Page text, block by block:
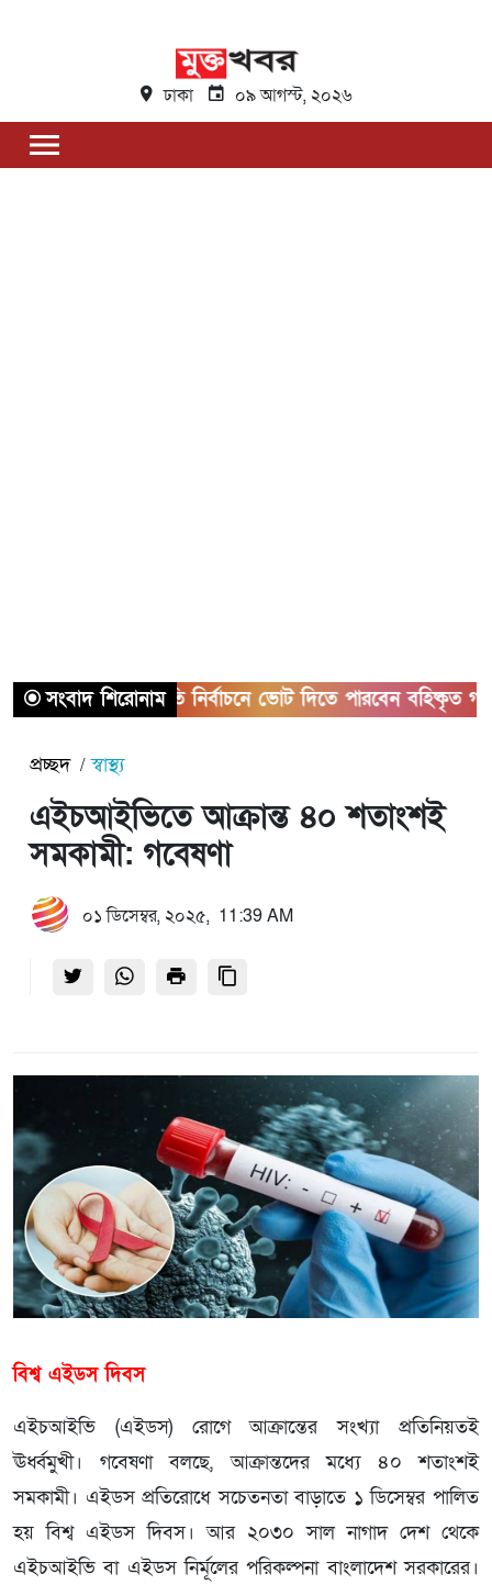
ঢাকা ০৯ আগস্ট, ২০২৬
সংবাদ শিরোনাম
রাষ্ট্রপতি নির্বাচনে ভোট দিতে পারবেন বহিষ্কৃত গাজী
প্রচ্ছদ স্বাস্থ্য
এইচআইভিতে আক্রান্ত ৪০ শতাংশই
সমকামী: গবেষণা
০১ ডিসেম্বর, ২০২৫, 11:39 AM
বিশ্ব এইডস দিবস
এইচআইভি (এইডস) রোগে আক্রান্তের সংখ্যা প্রতিনিয়তই
ঊর্ধ্বমুখী। গবেষণা বলছে, আক্রান্তদের মধ্যে ৪০ শতাংশই
সমকামী। এইডস প্রতিরোধে সচেতনতা বাড়াতে ১ ডিসেম্বর পালিত
হয় বিশ্ব এইডস দিবস। আর ২০৩০ সাল নাগাদ দেশ থেকে
এইচআইভি বা এইডস নির্মূলের পরিকল্পনা বাংলাদেশ সরকারের।